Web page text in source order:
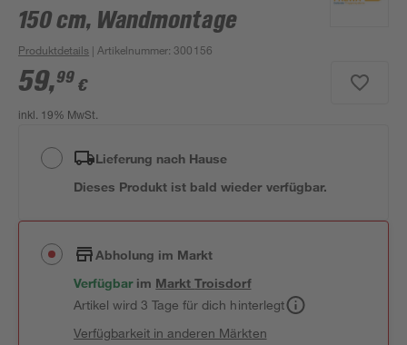
150 cm, Wandmontage
Produktdetails | Artikelnummer:300156
59,99 €
inkl. 19% MwSt.
Lieferung nach Hause
Dieses Produkt ist bald wieder verfügbar.
Abholung im Markt
Verfügbar im MarktTroisdorf
Artikel wird 3 Tage für dich hinterlegt
Verfügbarkeit in anderen Märkten